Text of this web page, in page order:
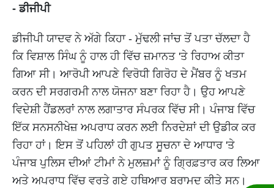
- ਡੀਜੀਪੀ
ਡੀਜੀਪੀ ਯਾਦਵ ਨੇ ਅੱਗੇ ਕਿਹਾ - ਮੁੱਢਲੀ ਜਾਂਚ ਤੋਂ ਪਤਾ ਚੱਲਦਾ ਹੈ
ਕਿ ਵਿਸ਼ਾਲ ਸਿੰਘ ਨੂੰ ਹਾਲ ਹੀ ਵਿੱਚ ਜ਼ਮਾਨਤ 'ਤੇ ਰਿਹਾਅ ਕੀਤਾ
ਗਿਆ ਸੀ। ਆਰੋਪੀ ਆਪਣੇ ਵਿਰੋਧੀ ਗਿਰੋਹ ਦੇ ਮੈਂਬਰ ਨੂੰ ਖਤਮ
ਕਰਨ ਦੀ ਸਰਗਰਮੀ ਨਾਲ ਯੋਜਨਾ ਬਣਾ ਰਿਹਾ ਹੈ। ਉਹ ਆਪਣੇ
ਵਿਦੇਸ਼ੀ ਹੈਂਡਲਰਾਂ ਨਾਲ ਲਗਾਤਾਰ ਸੰਪਰਕ ਵਿੱਚ ਸੀ। ਪੰਜਾਬ ਵਿੱਚ
ਇੱਕ ਸਨਸਨੀਖੇਜ਼ ਅਪਰਾਧ ਕਰਨ ਲਈ ਨਿਰਦੇਸ਼ਾਂ ਦੀ ਉਡੀਕ ਕਰ
ਰਿਹਾ ਹਾਂ। ਇਸ ਤੋਂ ਪਹਿਲਾਂ ਹੀ ਗੁਪਤ ਸੂਚਨਾ ਦੇ ਆਧਾਰ 'ਤੇ
ਪੰਜਾਬ ਪੁਲਿਸ ਦੀਆਂ ਟੀਮਾਂ ਨੇ ਮੁਲਜ਼ਮਾਂ ਨੂੰ ਗ੍ਰਿਫ਼ਤਾਰ ਕਰ ਲਿਆ
ਅਤੇ ਅਪਰਾਧ ਵਿੱਚ ਵਰਤੇ ਗਏ ਹਥਿਆਰ ਬਰਾਮਦ ਕੀਤੇ ਸਨ।